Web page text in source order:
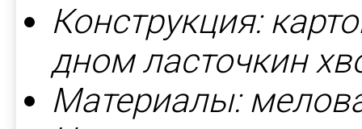
Конструкция: к
дном ласточкин
Материалы: